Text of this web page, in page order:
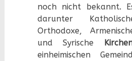
noch nicht bekannt.
darunter
Orthodoxe,
und Syrische
einheimischen